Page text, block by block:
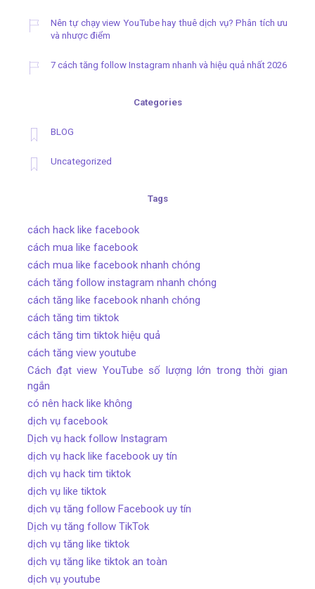
Nên tự chạy view YouTube hay thuê dịch vụ? Phân tích ưu
và nhược điểm
7 cách tăng follow Instagram nhanh và hiệu quả nhất 2026
Categories
BLOG
Uncategorized
Tags
cách hack like facebook
cách mua like facebook
cách mua like facebook nhanh chóng
cách tăng follow instagram nhanh chóng
cách tăng like facebook nhanh chóng
cách tăng tim tiktok
cách tăng tim tiktok hiệu quả
cách tăng view youtube
Cách đạt view YouTube số lượng lớn trong thời gian
ngắn
có nên hack like không
dịch vụ facebook
Dịch vụ hack follow Instagram
dịch vụ hack like facebook uy tín
dịch vụ hack tim tiktok
dịch vụ like tiktok
dịch vụ tăng follow Facebook uy tín
Dịch vụ tăng follow TikTok
dịch vụ tăng like tiktok
dịch vụ tăng like tiktok an toàn
dịch vụ youtube